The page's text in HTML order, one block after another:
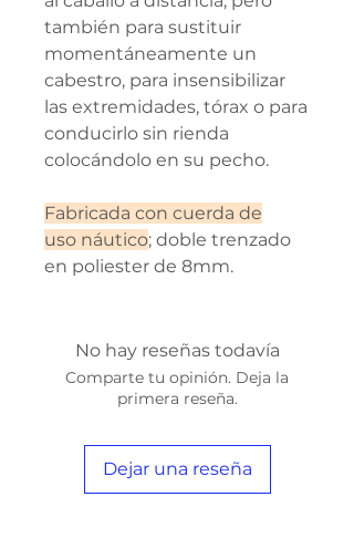
también para sustituir
momentáneamente un
cabestro, para insensibilizar
las extremidades, tórax o para
conducirlo sin rienda
colocándolo en su pecho.
Fabricada con cuerda de
uso náutico; doble trenzado
en poliester de 8mm.
No hay reseñas todavía
Comparte tu opinión. Deja la
primera reseña.
Dejar una reseña